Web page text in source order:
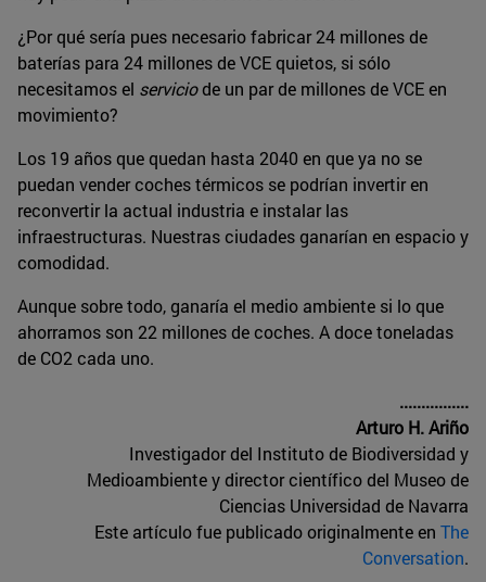
¿Por qué sería pues necesario fabricar 24 millones de
baterías para 24 millones de VCE quietos, si sólo
necesitamos el serviciode un par de millones de VCE en
movimiento?
Los 19 años que quedan hasta 2040 en que ya no se
puedan vender coches térmicos se podrían invertir en
reconvertir la actual industria e instalar las
infraestructuras. Nuestras ciudades ganarían en espacio y
comodidad.
Aunque sobre todo, ganaría el medio ambiente si lo que
ahorramos son 22 millones de coches. A doce toneladas
de CO2 cada uno.
................
Arturo H.Ariño
Investigador del Instituto de Biodiversidad y
Medioambiente y director científico del Museo de
Ciencias Universidad de Navarra
Este artículo fue publicado originalmente en The
Conversation.